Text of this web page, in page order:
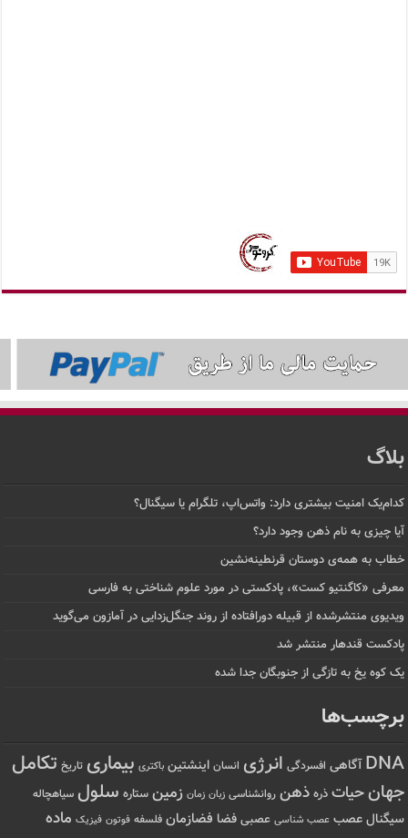
بلاگ
کدام‌یک امنیت بیشتری دارد: واتس‌اپ، تلگرام یا سیگنال؟
آیا چیزی به نام ذهن وجود دارد؟
خطاب به همه‌ی دوستان قرنطینه‌نشین
معرفی «کاگنتیو کست»، پادکستی در مورد علوم شناختی به فارسی
ویدیوی منتشرشده از قبیله دورافتاده‌ از روند جنگل‌زدایی در آمازون می‌گوید
پادکست قندهار منتشر شد
یک کوه یخ به تازگی از جنوبگان جدا شده
برچسب‌ها
DNA آگاهی افسردگی انرژی انسان اینشتین باکتری بیماری تاریخ تکامل
جهانحیات ذره ذهن روانشناسی زبان زمان زمین ستاره سلول سیاهچاله
سیگنال عصب عصب شناسی عصبی فضا فضازمان فلسفه فوتون فیزیک ماده